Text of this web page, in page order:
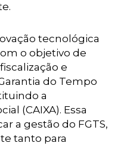
tecnológica
o objetivo de
e
do Tempo
a
(CAIXA). Essa
a gestão do FGTS,
tanto para